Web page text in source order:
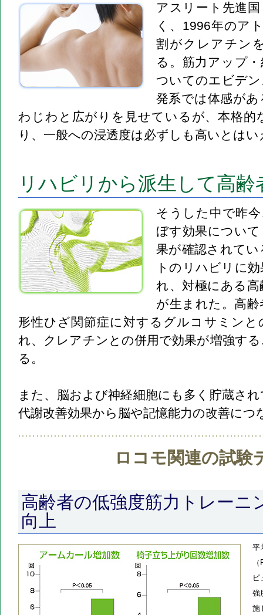
アスリート先進
く、1996年のア
割がクレアチン
る。筋力アップ
ついてのエビデ
発系では体感が
わじわと広がりを見せているが、本格的
り、一般への浸透度は必ずしも高いとは
リハビリから派生して高齢
そうした中で昨
ぼす効果につい
果が確認されて
トのリハビリに
れ、対極にある
が生まれた。高
形性ひざ関節症に対するグルコサミンと
れ、クレアチンとの併用で効果が増強す
る。
また、脳および神経細胞にも多く貯蔵さ
代謝改善効果から脳や記憶能力の改善に
ロコモ関連の試験
高齢者の低強度筋力トレーニ
向上
平
ピ
強
施